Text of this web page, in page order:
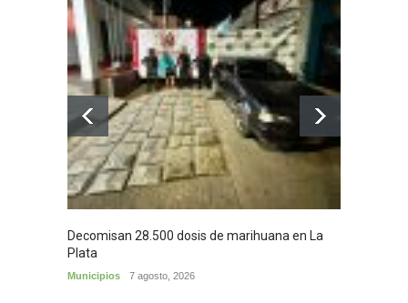
Decomisan 28.500 dosis de marihuana en La
Plata
Municipios 7 agosto, 2026